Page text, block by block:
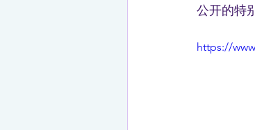
公开的特
https://